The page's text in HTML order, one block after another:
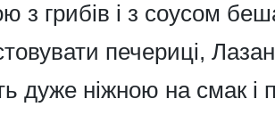
з грибів і з соусом
печериці,
дуже ніжною на смак і